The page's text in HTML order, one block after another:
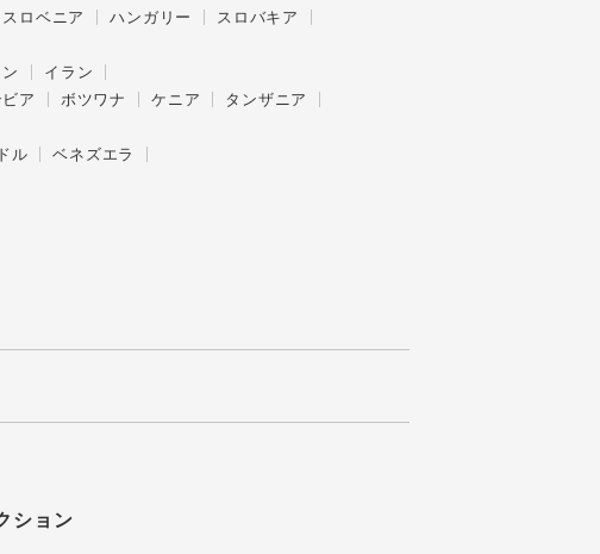
ロベニア ハンガリー
スロバキア
イラン
ア ボツワナ ケニア
タンザニア
ル
ベネズエラ
ション